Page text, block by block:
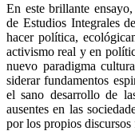
En este brillante
de Estudios Integrales
hacer política,
activismo real y en
nuevo paradigma
siderar fundamentos
el sano desarrollo de
ausentes en las
por los propios discursos